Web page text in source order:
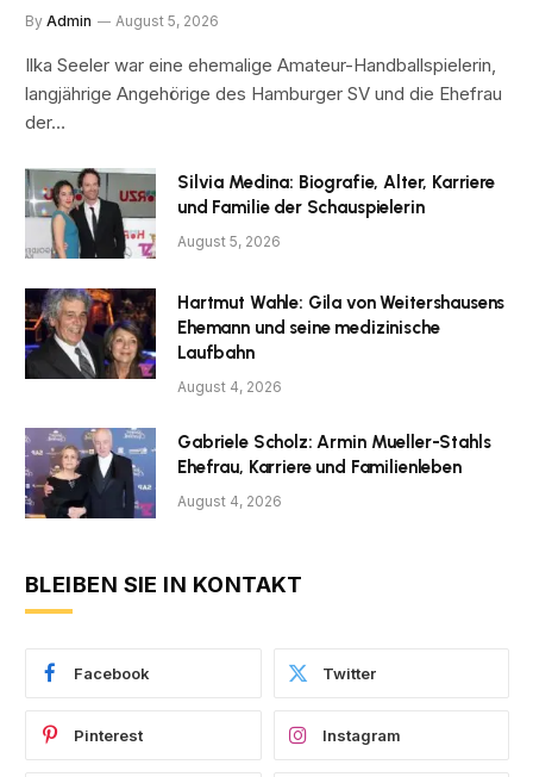
By Admin August 5, 2026
Ilka Seeler war eine ehemalige Amateur-Handballspielerin,
langjährige Angehörige des Hamburger SV und die Ehefrau
der…
Silvia Medina: Biografie, Alter, Karriere
und Familie der Schauspielerin
August 5, 2026
Hartmut Wahle: Gila von Weitershausens
Ehemann und seine medizinische
Laufbahn
August 4, 2026
Gabriele Scholz: Armin Mueller-Stahls
Ehefrau, Karriere und Familienleben
August 4, 2026
BLEIBEN SIE IN KONTAKT
Facebook Twitter
Pinterest Instagram